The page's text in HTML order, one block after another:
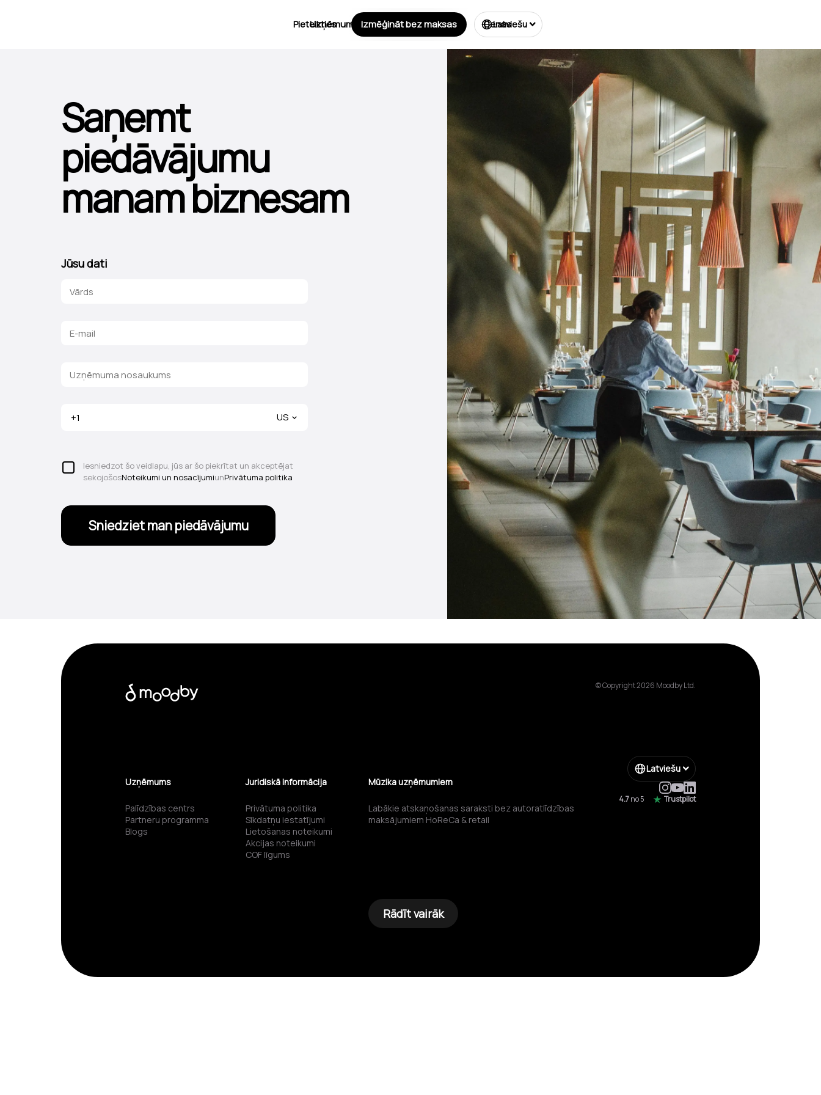
Uzņēmumu veidi Licencēšana Cenas
Pieteikties Izmēģināt bez maksas Latviešu
Saņemt
piedāvājumu
manam biznesam
Jūsu dati
US
Iesniedzot šo veidlapu, jūs ar šo piekrītat un akceptējat
sekojošosNoteikumi un nosacījumiunPrivātuma politika
Sniedziet man piedāvājumu
© Copyright 2026 Moodby Ltd.
Uzņēmums
Palīdzības centrs
Partneru programma
Blogs
Juridiskā informācija
Privātuma politika
Sīkdatņu iestatījumi
Lietošanas noteikumi
Akcijas noteikumi
COF līgums
Mūzika uzņēmumiem
Labākie atskaņošanas saraksti bez autoratlīdzības
maksājumiem HoReCa & retail
Rādīt vairāk
Latviešu
4.7no 5 Trustpilot